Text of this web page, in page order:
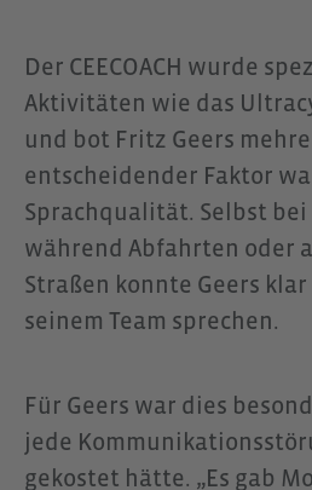
Der CEECOACH wurde
Aktivitäten wie das
und bot Fritz Geers
entscheidender Faktor
Sprachqualität. Selbst
während Abfahrten oder
Straßen konnte Geers
seinem Team sprechen.
Für Geers war dies
jede
gekostet hätte. „Es gab